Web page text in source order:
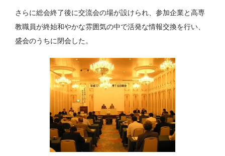
さらに総会終了後に交流会の場が設けられ、参加企業と高専
教職員が終始和やかな雰囲気の中で活発な情報交換を行い、
盛会のうちに閉会した。